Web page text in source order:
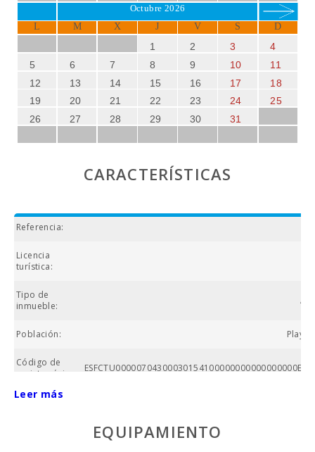
SUN OF THE BAY 3es, sin duda, el alojamiento ideal para
quienes buscan combinar descanso, naturaleza y cultura
en una de las zonas más bellas de Mallorca. ¡No pierda la
en este paraíso mediterráneo!
Octubre 2026
L M X J V S D
1 2 3
4
5
6 7 8 9 10
11
12
13 14 15 16 17
18
19
20 21 22 23 24
25
26
27 28 29 30 31
CARACTERÍSTICAS
Referencia:
Licencia
turística:
Tipo de
inmueble:
Población: Playa
Código de
registro único:
Nº baños:
Leer más
EQUIPAMIENTO